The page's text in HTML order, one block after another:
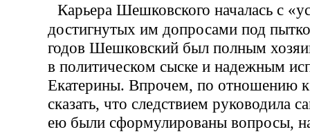
Карьера Шешковского началась с
достигнутых им допросами под
годов Шешковский был полным
в политическом сыске и надежным
Екатерины. Впрочем, по отношению
сказать, что следствием руководила
ею были сформулированы вопросы,